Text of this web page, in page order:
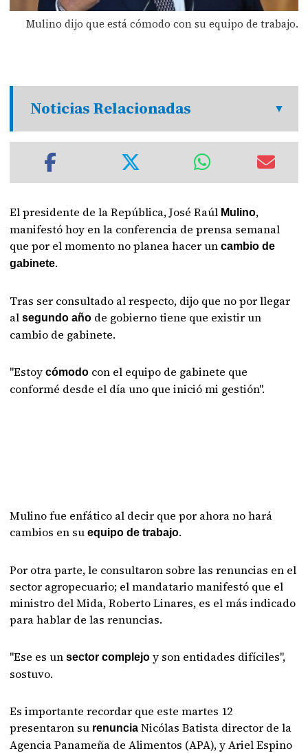
Mulino dijo que está cómodo con su equipo de trabajo.
Noticias Relacionadas
El presidente de la República, José Raúl Mulino,
manifestó hoy en la conferencia de prensa semanal
que por el momento no planea hacer uncambio de
gabinete.
Tras ser consultado al respecto, dijo que no por llegar
alsegundo año de gobierno tiene que existir un
cambio de gabinete.
"Estoycómodo con el equipo de gabinete que
conformé desde el día uno que inició mi gestión".
Mulino fue enfático al decir que por ahora no hará
cambios en suequipo de trabajo.
Por otra parte, le consultaron sobre las renuncias en el
sector agropecuario; el mandatario manifestó que el
ministro del Mida, Roberto Linares, es el más indicado
para hablar de las renuncias.
"Ese es unsector complejoy son entidades difíciles",
sostuvo.
Es importante recordar que este martes 12
presentaron su renuncia Nicólas Batista director de la
Agencia Panameña de Alimentos (APA), y Ariel Espino